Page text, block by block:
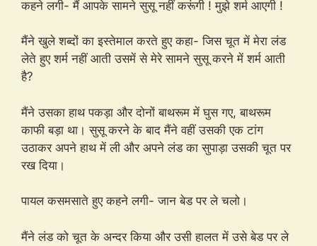
कहने लगी- मैं आपके सामने सुसू नहीं करूंगी ! मुझे शर्म आएगी !
मैंने खुले शब्दों का इस्तेमाल करते हुए कहा- जिस चूत में मेरा लंड
लेते हुए शर्म नहीं आती उसमें से मेरे सामने सुसू करने में शर्म आती
है?
मैंने उसका हाथ पकड़ा और दोनों बाथरूम में घुस गए, बाथरूम
काफी बड़ा था। सुसू करने के बाद मैंने वहीं उसकी एक टांग
उठाकर अपने हाथ में ली और अपने लंड का सुपाड़ा उसकी चूत पर
रख दिया।
पायल कसमसाते हुए कहने लगी- जान बेड पर ले चलो।
मैंने लंड को चूत के अन्दर किया और उसी हालत में उसे बेड पर ले